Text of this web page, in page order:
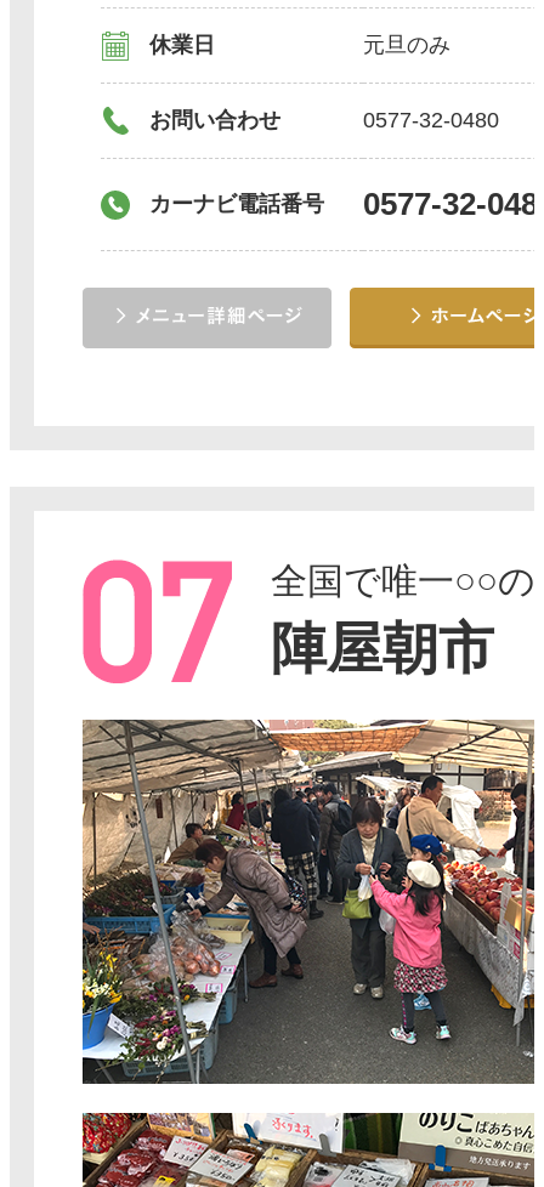
休業日 元旦のみ
お問い合わせ 0577-32-0480
カーナビ電話番号 0577-32-
全国で唯一○○
陣屋朝市